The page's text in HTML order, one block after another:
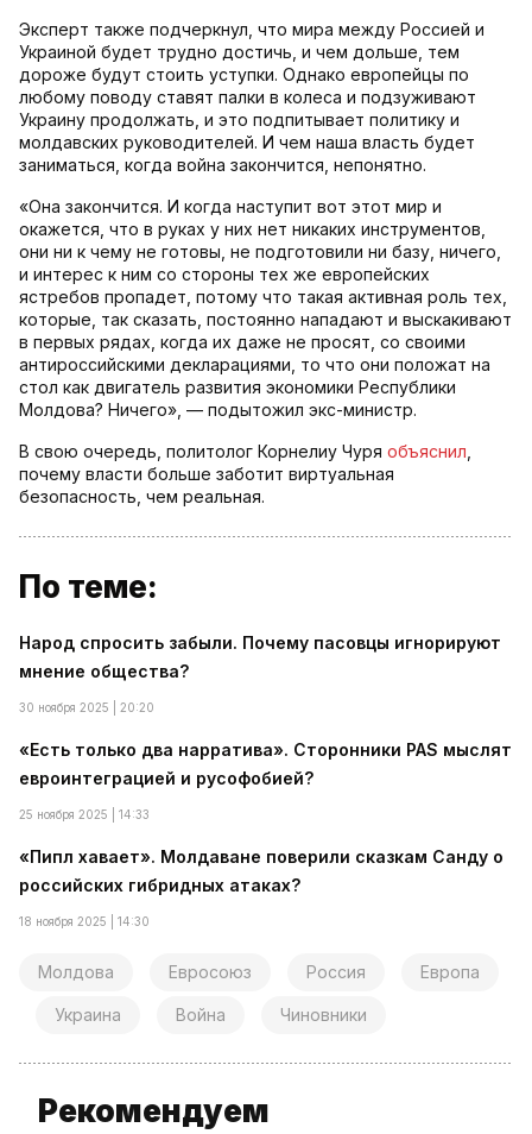
Эксперт также подчеркнул, что мира между Россией и
Украиной будет трудно достичь, и чем дольше, тем
дороже будут стоить уступки. Однако европейцы по
любому поводу ставят палки в колеса и подзуживают
Украину продолжать, и это подпитывает политику и
молдавских руководителей. И чем наша власть будет
заниматься, когда война закончится, непонятно.
«Она закончится. И когда наступит вот этот мир и
окажется, что в руках у них нет никаких инструментов,
они ни к чему не готовы, не подготовили ни базу, ничего,
и интерес к ним со стороны тех же европейских
ястребов пропадет, потому что такая активная роль тех,
которые, так сказать, постоянно нападают и выскакивают
в первых рядах, когда их даже не просят, со своими
антироссийскими декларациями, то что они положат на
стол как двигатель развития экономики Республики
Молдова? Ничего», — подытожил экс-министр.
В свою очередь, политолог Корнелиу Чуря объяснил
почему власти больше заботит виртуальная
безопасность, чем реальная.
По теме:
Народ спросить забыли. Почему пасовцы игнорируют
мнение общества?
30 ноября 2025 | 20:20
«Есть только два нарратива». Сторонники PAS мыслят
евроинтеграцией и русофобией?
25 ноября 2025 | 14:33
«Пипл хавает». Молдаване поверили сказкам Санду о
российских гибридных атаках?
18 ноября 2025 | 14:30
Молдова Евросоюз Россия Европа
Украина Война Чиновники
Рекомендуем